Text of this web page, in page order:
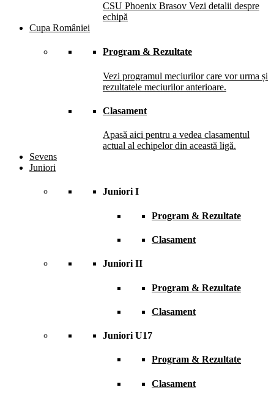
CSU Phoenix Brasov Vezi detalii despre
echipă
Cupa României
Program & Rezultate
Vezi programul meciurilor care vor urma și
rezultatele meciurilor anterioare.
Clasament
Apasă aici pentru a vedea clasamentul
actual al echipelor din această ligă.
Sevens
Juniori
Juniori I
Program & Rezultate
Clasament
Juniori II
Program & Rezultate
Clasament
Juniori U17
Program & Rezultate
Clasament